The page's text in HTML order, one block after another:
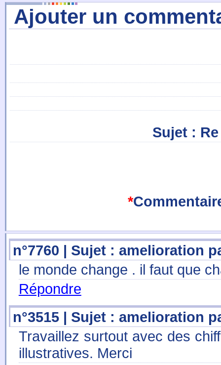
Ajouter un
Sujet :
*
n°7760 | Sujet : amelioration
le monde change . il faut que
Répondre
n°3515 | Sujet : amelioration
Travaillez surtout avec des
illustratives. Merci